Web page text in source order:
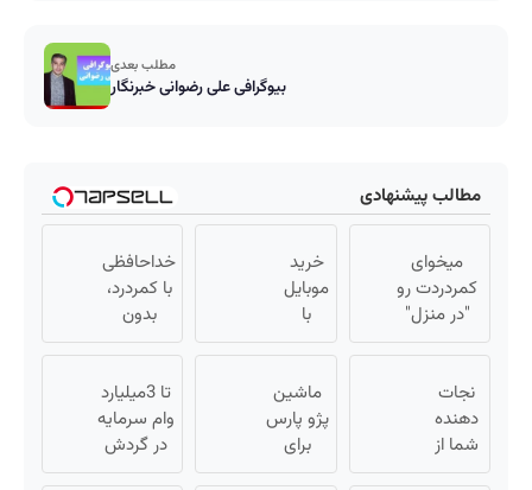
مطلب بعدی
بیوگرافی علی رضوانی خبرنگار
مطالب پیشنهادی
میخوای
کمردردت رو
"در منزل"
درمان کنی؟
◂پرسش‌نامه)
خرید
موبایل
با
اسنپ
در ۴
قسط
بدون
سود و
خداحافظی
با کمردرد،
بدون
قرص و
نجات
دهنده
شما از
پیری!
ماشین
پژو پارس
برای
فروش
تا 3میلیارد
وام سرمایه
در گردش
فروشندگان